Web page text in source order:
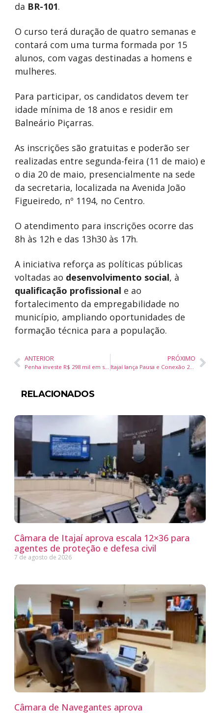
da BR-101.
O curso terá duração de quatro semanas e
contará com uma turma formada por 15
alunos, com vagas destinadas a homens e
mulheres.
Para participar, os candidatos devem ter
idade mínima de 18 anos e residir em
Balneário Piçarras.
As inscrições são gratuitas e poderão ser
realizadas entre segunda-feira (11 de maio) e
o dia 20 de maio, presencialmente na sede
da secretaria, localizada na Avenida João
Figueiredo, nº 1194, no Centro.
O atendimento para inscrições ocorre das
8h às 12h e das 13h30 às 17h.
A iniciativa reforça as políticas públicas
voltadas ao desenvolvimento social, à
qualificação profissional e ao
fortalecimento da empregabilidade no
município, ampliando oportunidades de
formação técnica para a população.
ANTERIOR
Penha investe R$ 298 mil em saúde bucal e prevê entrega de 600 próteses dentárias em 2026
PRÓXIMO
Itajaí lança Pausa e Conexão 2026 com 23 cafeterias e expectativa de até 8 mil combos vendidos
RELACIONADOS
Câmara de Itajaí aprova escala 12×36 para
agentes de proteção e defesa civil
7 de agosto de 2026
Câmara de Navegantes aprova